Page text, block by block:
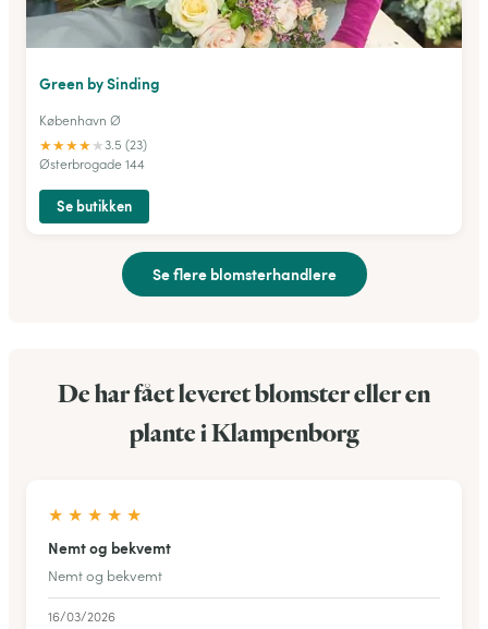
Green by Sinding
København Ø
★★★★★3.5 (23)
Østerbrogade 144
Se butikken
Se flere blomsterhandlere
De har fået leveret blomster eller en
plante i Klampenborg
★ ★ ★ ★ ★
Nemt og bekvemt
Nemt og bekvemt
16/03/2026